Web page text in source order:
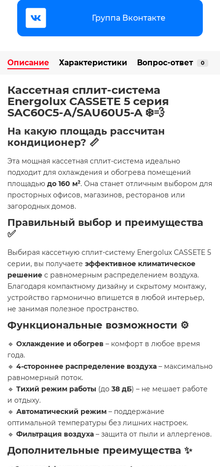
Группа Вконтакте
Описание Характеристики Вопрос-ответ 0
Кассетная сплит-система
Energolux CASSETE 5 серия
SAC60С5-A/SAU60U5-A❄️💨
На какую площадь рассчитан
кондиционер? 📏
Эта мощная кассетная сплит-система идеально
подходит для охлаждения и обогрева помещений
площадью до 160 м². Она станет отличным выбором для
просторных офисов, магазинов, ресторанов или
загородных домов.
Правильный выбор и преимущества
✅
Выбирая кассетную сплит-систему Energolux CASSETE 5
серии, вы получаете эффективное климатическое
решение с равномерным распределением воздуха.
Благодаря компактному дизайну и скрытому монтажу,
устройство гармонично впишется в любой интерьер,
не занимая полезное пространство.
Функциональные возможности ⚙️
🔹 Охлаждение и обогрев – комфорт в любое время
года.
🔹 4-стороннее распределение воздуха – максимально
равномерный поток.
🔹 Тихий режим работы (до 38 дБ) – не мешает работе
и отдыху.
🔹 Автоматический режим – поддержание
оптимальной температуры без лишних настроек.
🔹 Фильтрация воздуха – защита от пыли и аллергенов.
Дополнительные преимущества ✨